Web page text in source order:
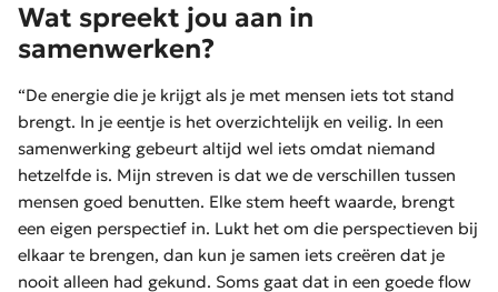
Wat spreekt jou aan in
samenwerken?
“De energie die je krijgt als je met mensen iets tot stand
brengt. In je eentje is het overzichtelijk en veilig. In een
samenwerking gebeurt altijd wel iets omdat niemand
hetzelfde is. Mijn streven is dat we de verschillen tussen
mensen goed benutten. Elke stem heeft waarde, brengt
een eigen perspectief in. Lukt het om die perspectieven bij
elkaar te brengen, dan kun je samen iets creëren dat je
nooit alleen had gekund. Soms gaat dat in een goede flow